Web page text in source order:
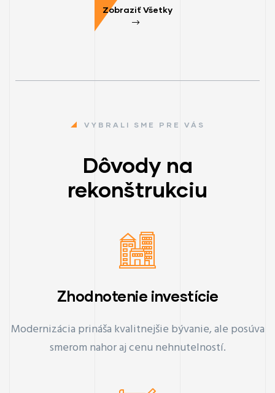
Zobraziť Všetky
Zhodnotenie investície
Modernizácia prináša kvalitnejšie bývanie, ale posúva
smerom nahor aj cenu nehnutelností.
VYBRALI SME PRE VÁS
Dôvody na
rekonštrukciu